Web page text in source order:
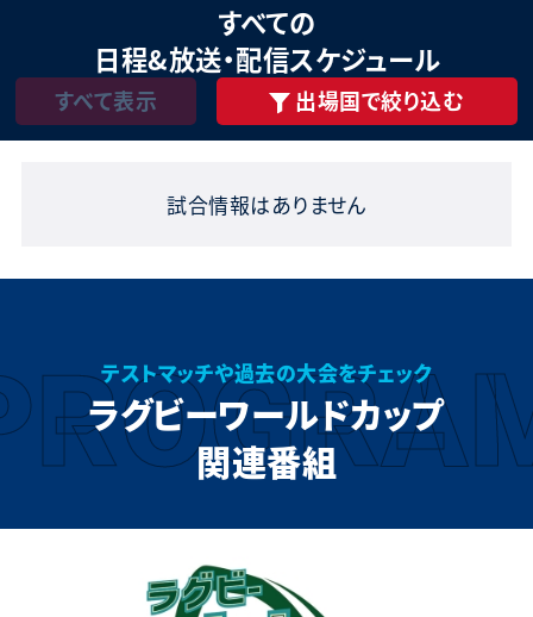
すべての
日程&放送・配信スケジュール
すべて表示 出場国で絞り込む
試合情報はありません
テストマッチや過去の大会をチェック
ラグビーワールドカップ
関連番組